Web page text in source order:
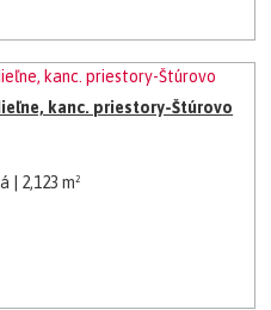
kanc. priestory-Štúrovo
| 2,123 m²